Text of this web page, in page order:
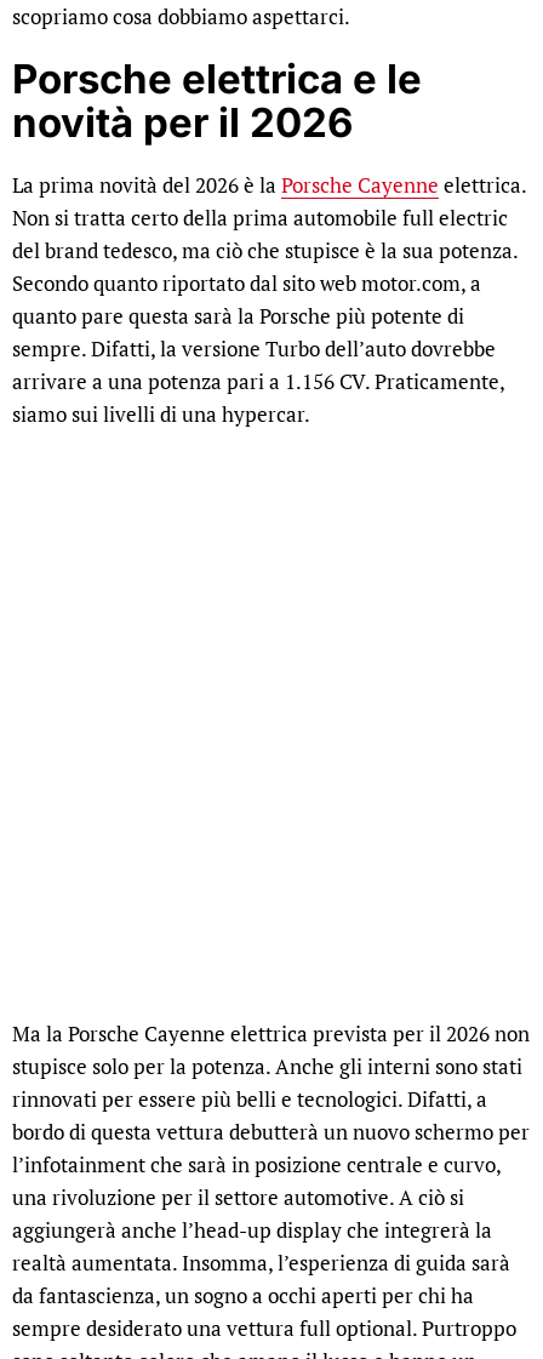
scopriamo cosa dobbiamo aspettarci.
Porsche elettrica e le
novità per il 2026
La prima novità del 2026 è la Porsche Cayenne elettrica.
Non si tratta certo della prima automobile full electric
del brand tedesco, ma ciò che stupisce è la sua potenza.
Secondo quanto riportato dal sito web motor.com, a
quanto pare questa sarà la Porsche più potente di
sempre. Difatti, la versione Turbo dell’auto dovrebbe
arrivare a una potenza pari a 1.156 CV. Praticamente,
siamo sui livelli di una hypercar.
Ma la Porsche Cayenne elettrica prevista per il 2026 non
stupisce solo per la potenza. Anche gli interni sono stati
rinnovati per essere più belli e tecnologici. Difatti, a
bordo di questa vettura debutterà un nuovo schermo per
l’infotainment che sarà in posizione centrale e curvo,
una rivoluzione per il settore automotive. A ciò si
aggiungerà anche l’head-up display che integrerà la
realtà aumentata. Insomma, l’esperienza di guida sarà
da fantascienza, un sogno a occhi aperti per chi ha
sempre desiderato una vettura full optional. Purtroppo